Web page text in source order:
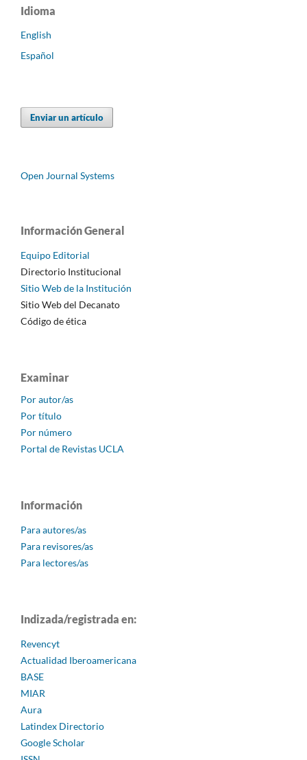
Idioma
English
Español
Enviar un artículo
Open Journal Systems
Información General
Equipo Editorial
Directorio Institucional
Sitio Web de la Institución
Sitio Web del Decanato
Código de ética
Examinar
Por autor/as
Por título
Por número
Portal de Revistas UCLA
Información
Para autores/as
Para revisores/as
Para lectores/as
Indizada/registrada en:
Revencyt
Actualidad Iberoamericana
BASE
MIAR
Aura
Latindex Directorio
Google Scholar